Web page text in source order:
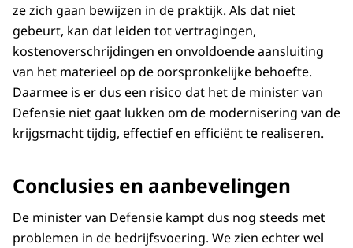
ze zich gaan bewijzen in de praktijk. Als dat niet
gebeurt, kan dat leiden tot vertragingen,
kostenoverschrijdingen en onvoldoende aansluiting
van het materieel op de oorspronkelijke behoefte.
Daarmee is er dus een risico dat het de minister van
Defensie niet gaat lukken om de modernisering van de
krijgsmacht tijdig, effectief en efficiënt te realiseren.
Conclusies en aanbevelingen
De minister van Defensie kampt dus nog steeds met
problemen in de bedrijfsvoering. We zien echter wel